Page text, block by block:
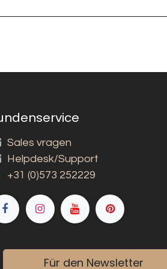
Sales vragen
Helpdesk/Support
+31 (0)573 252229
Für den Newsletter